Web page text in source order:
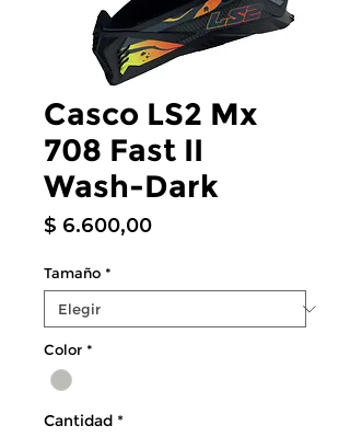
Casco LS2 Mx
708 Fast II
Wash-Dark
$ 6.600,00Precio
Tamaño *
Color *
Cantidad *